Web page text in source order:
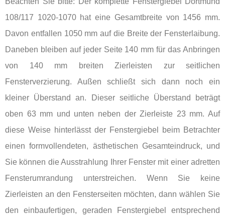
108/117 1020-1070 hat eine Gesamtbreite von 1456 mm.
Davon entfallen 1050 mm auf die Breite der Fensterlaibung.
Daneben bleiben auf jeder Seite 140 mm für das Anbringen
von 140 mm breiten Zierleisten zur seitlichen
Fensterverzierung. Außen schließt sich dann noch ein
kleiner Überstand an. Dieser seitliche Überstand beträgt
oben 63 mm und unten neben der Zierleiste 23 mm. Auf
diese Weise hinterlässt der Fenstergiebel beim Betrachter
einen formvollendeten, ästhetischen Gesamteindruck, und
Sie können die Ausstrahlung Ihrer Fenster mit einer adretten
Fensterumrandung unterstreichen. Wenn Sie keine
Zierleisten an den Fensterseiten möchten, dann wählen Sie
den einbaufertigen, geraden Fenstergiebel entsprechend